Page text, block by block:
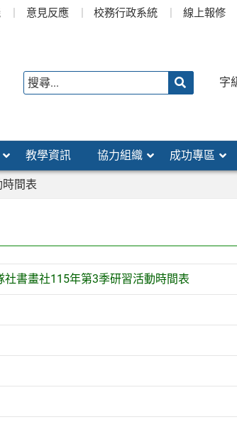
意見反應 校務行政系統 線上報修
字
教學資訊 協力組織 成功專區
間表
書畫社115年第3季研習活動時間表